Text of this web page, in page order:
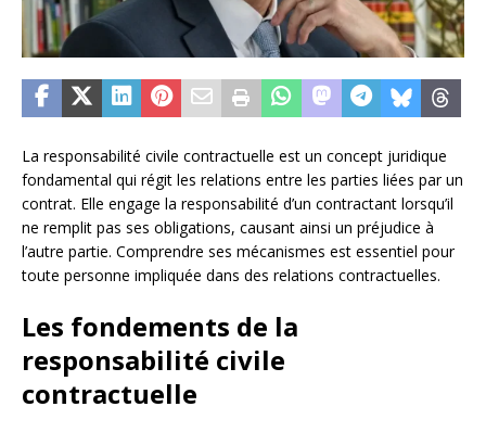
La responsabilité civile contractuelle est un concept juridique
fondamental qui régit les relations entre les parties liées par un
contrat. Elle engage la responsabilité d’un contractant lorsqu’il
ne remplit pas ses obligations, causant ainsi un préjudice à
l’autre partie. Comprendre ses mécanismes est essentiel pour
toute personne impliquée dans des relations contractuelles.
Les fondements de la
responsabilité civile
contractuelle